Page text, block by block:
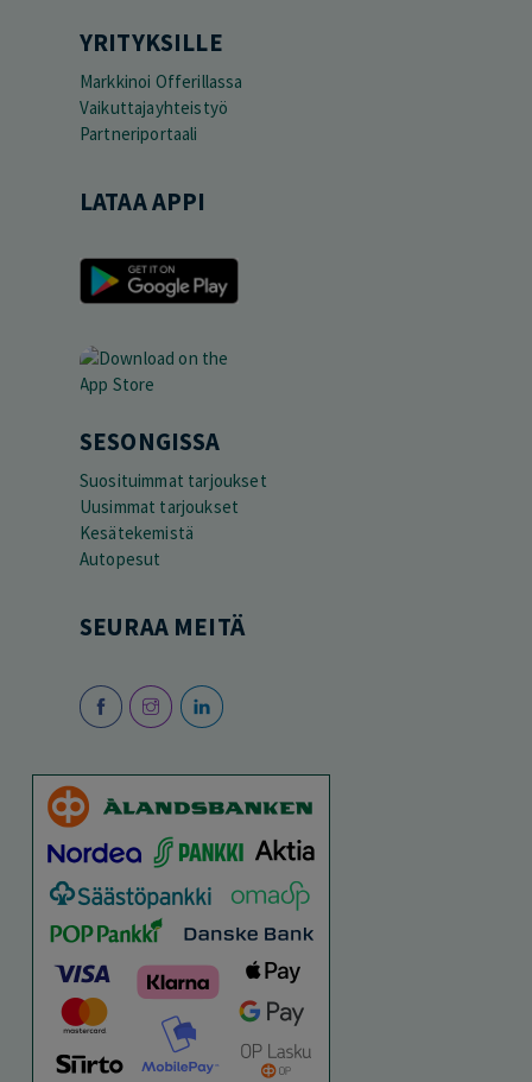
YRITYKSILLE
Markkinoi Offerillassa
Vaikuttajayhteistyö
Partneriportaali
LATAA APPI
SESONGISSA
Suosituimmat tarjoukset
Uusimmat tarjoukset
Kesätekemistä
Autopesut
SEURAA MEITÄ